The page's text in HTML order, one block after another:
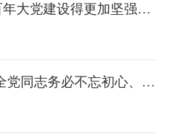
时政新闻眼丨如何把百年大党建设得更加坚强有力？总书记这样部署
学习新语·铸魂强党｜全党同志务必不忘初心、牢记使命